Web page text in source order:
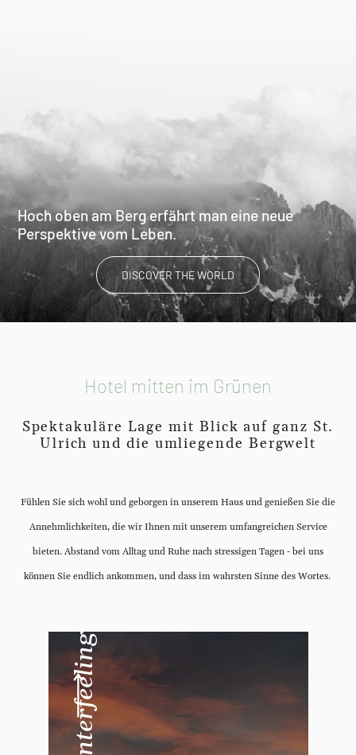
Hoch oben am Berg erfährt man eine neue
Perspektive vom Leben.
DISCOVER THE WORLD
Hotel mitten im Grünen
Spektakuläre Lage mit Blick auf ganz St.
Ulrich und die umliegende Bergwelt
Fühlen Sie sich wohl und geborgen in unserem Haus und genießen Sie die
Annehmlichkeiten, die wir Ihnen mit unserem umfangreichen Service
bieten. Abstand vom Alltag und Ruhe nach stressigen Tagen - bei uns
können Sie endlich ankommen, und dass im wahrsten Sinne des Wortes.
Winterfeeling